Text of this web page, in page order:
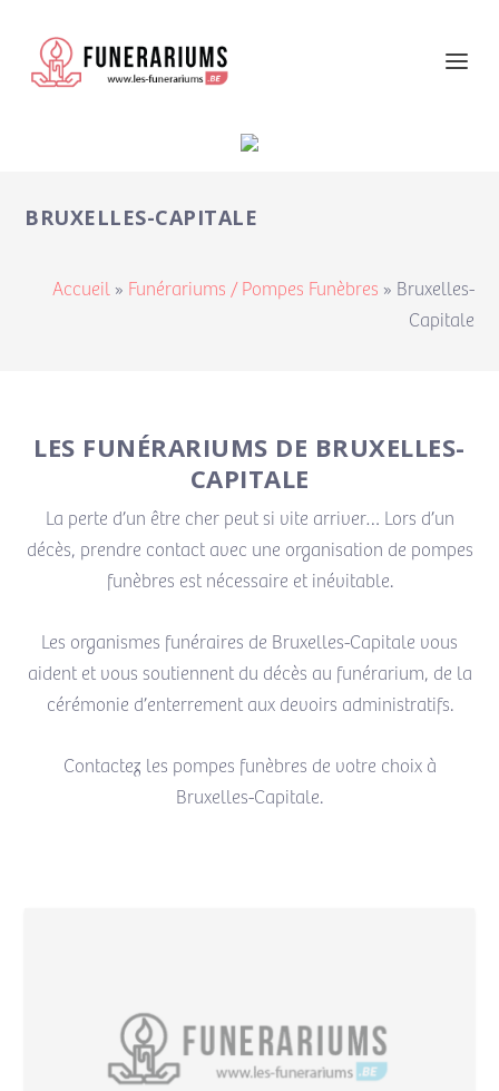
BRUXELLES-CAPITALE
Accueil» Funérariums / Pompes Funèbres » Bruxelles-
Capitale
LES FUNÉRARIUMS DE BRUXELLES-
CAPITALE
La perte d’un être cher peut si vite arriver… Lors d’un
décès, prendre contact avec une organisation de pompes
funèbres est nécessaire et inévitable.
Les organismes funéraires de Bruxelles-Capitale vous
aident et vous soutiennent du décès au funérarium, de la
cérémonie d’enterrement aux devoirs administratifs.
Contactez les pompes funèbres de votre choix à
Bruxelles-Capitale.